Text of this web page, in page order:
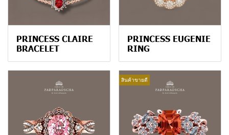
PRINCESS CLAIRE
BRACELET
PRINCESS EUGENIE
RING
สินค้าขายดี